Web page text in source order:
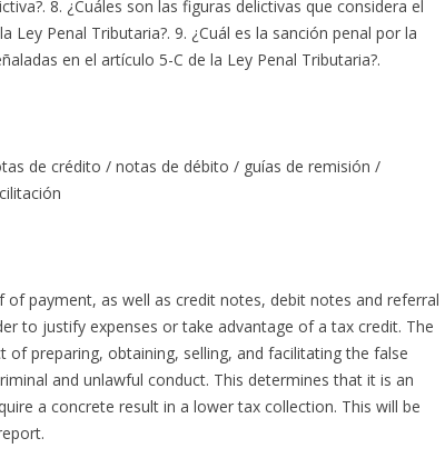
8. ¿Cuáles son las figuras delictivas que considera el
Ley Penal Tributaria?. 9. ¿Cuál es la sanción penal por la
en el artículo 5-C de la Ley Penal Tributaria?.
de crédito / notas de débito / guías de remisión /
payment, as well as credit notes, debit notes and referral
to justify expenses or take advantage of a tax credit. The
of preparing, obtaining, selling, and facilitating the false
and unlawful conduct. This determines that it is an
a concrete result in a lower tax collection. This will be